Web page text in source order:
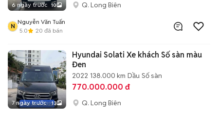
6 ngày trước 10 Q. Long Biên
N
Nguyễn Văn Tuấn
5.0
20 đã bán
7 ngày trước 13
Hyundai Solati Xe khách Số sàn màu
Đen
2022 138.000 km Dầu Số sàn
770.000.000 đ
Q. Long Biên